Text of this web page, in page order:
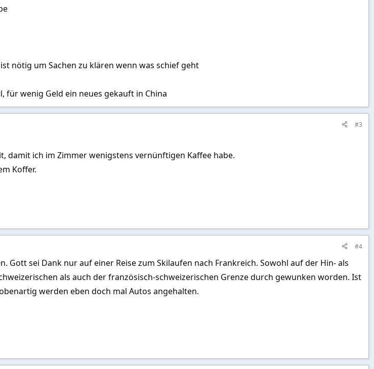
nötig um Sachen zu klären wenn was schief geht
für wenig Geld ein neues gekauft in China
#3
damit ich im Zimmer wenigstens vernünftigen Kaffee habe.
Koffer.
#4
Gott sei Dank nur auf einer Reise zum Skilaufen nach Frankreich. Sowohl auf der Hin- als
als auch der französisch-schweizerischen Grenze durch gewunken worden. Ist
werden eben doch mal Autos angehalten.